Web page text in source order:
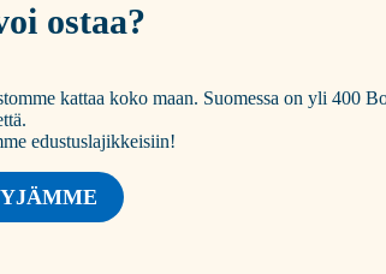
ostaa?
kattaa koko maan. Suomessa on yli 400
edustuslajikkeisiin!